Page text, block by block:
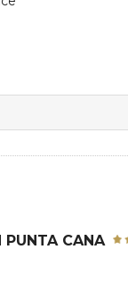
PUNTA CANA